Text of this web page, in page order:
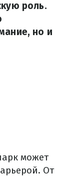
роль.
но и
может
От